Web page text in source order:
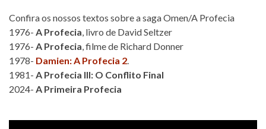
Confira os nossos textos sobre a saga Omen/A Profecia
1976- A Profecia, livro de David Seltzer
1976- A Profecia, filme de Richard Donner
1978- Damien: A Profecia 2.
1981- A Profecia III: O Conflito Final
2024- A Primeira Profecia